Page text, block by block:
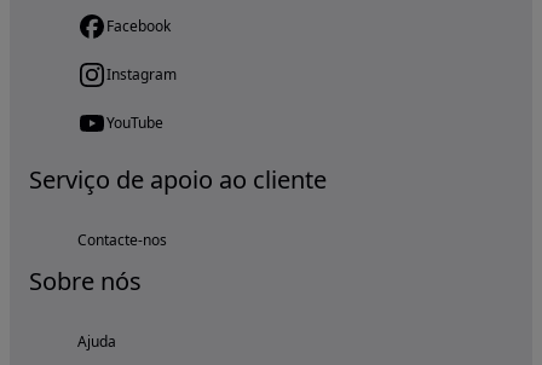
Facebook
Instagram
YouTube
Serviço de apoio ao cliente
Contacte-nos
Sobre nós
Ajuda